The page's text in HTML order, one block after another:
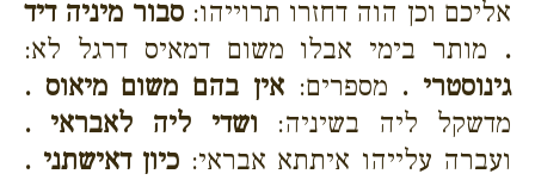
אליכם וכן הוה דחזרו תרוייהו:סבור מיניה דיד
. מותר בימי אבלו משום דמאיס דרגל לא:
גינוסטרי . מספרים:אין בהם משום מיאוס .
מדשקל ליה בשיניה: ושדי ליה לאבראי .
ועברה עלייהו איתתא אבראי: כיון דאישתני .